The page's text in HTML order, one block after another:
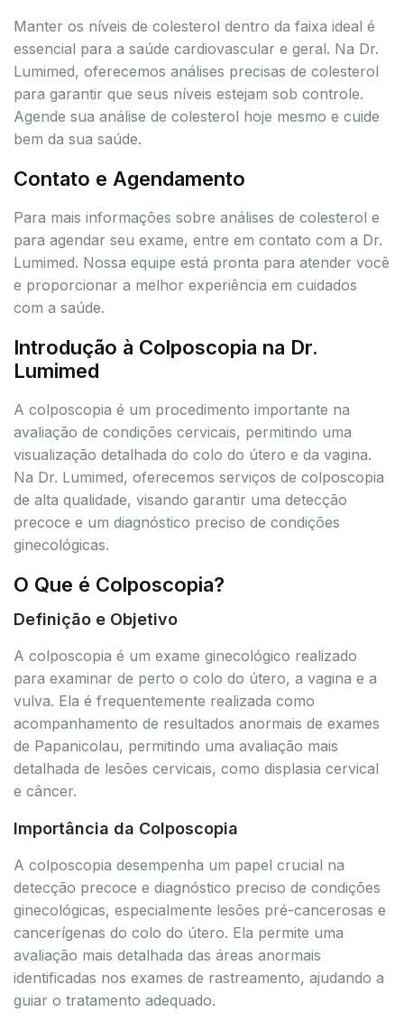
Manter os níveis de colesterol dentro da faixa ideal é
essencial para a saúde cardiovascular e geral. Na Dr.
Lumimed, oferecemos análises precisas de colesterol
para garantir que seus níveis estejam sob controle.
Agende sua análise de colesterol hoje mesmo e cuide
bem da sua saúde.
Contato e Agendamento
Para mais informações sobre análises de colesterol e
para agendar seu exame, entre em contato com a Dr.
Lumimed. Nossa equipe está pronta para atender você
e proporcionar a melhor experiência em cuidados
com a saúde.
Introdução à Colposcopia na Dr.
Lumimed
A colposcopia é um procedimento importante na
avaliação de condições cervicais, permitindo uma
visualização detalhada do colo do útero e da vagina.
Na Dr. Lumimed, oferecemos serviços de colposcopia
de alta qualidade, visando garantir uma detecção
precoce e um diagnóstico preciso de condições
ginecológicas.
O Que é Colposcopia?
Definição e Objetivo
A colposcopia é um exame ginecológico realizado
para examinar de perto o colo do útero, a vagina e a
vulva. Ela é frequentemente realizada como
acompanhamento de resultados anormais de exames
de Papanicolau, permitindo uma avaliação mais
detalhada de lesões cervicais, como displasia cervical
e câncer.
Importância da Colposcopia
A colposcopia desempenha um papel crucial na
detecção precoce e diagnóstico preciso de condições
ginecológicas, especialmente lesões pré-cancerosas e
cancerígenas do colo do útero. Ela permite uma
avaliação mais detalhada das áreas anormais
identificadas nos exames de rastreamento, ajudando a
guiar o tratamento adequado.